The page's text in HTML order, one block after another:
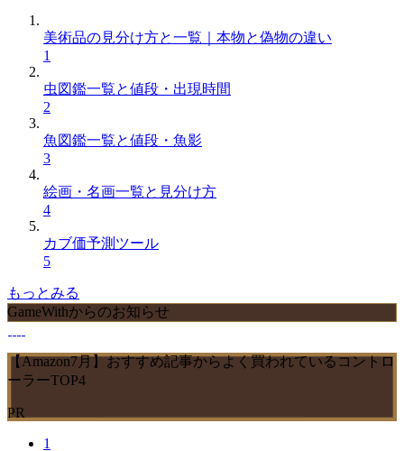
美術品の見分け方と一覧｜本物と偽物の違い
1
虫図鑑一覧と値段・出現時間
2
魚図鑑一覧と値段・魚影
3
絵画・名画一覧と見分け方
4
カブ価予測ツール
5
もっとみる
GameWithからのお知らせ
【Amazon7月】おすすめ記事からよく買われているコントロ
ーラーTOP4
PR
1